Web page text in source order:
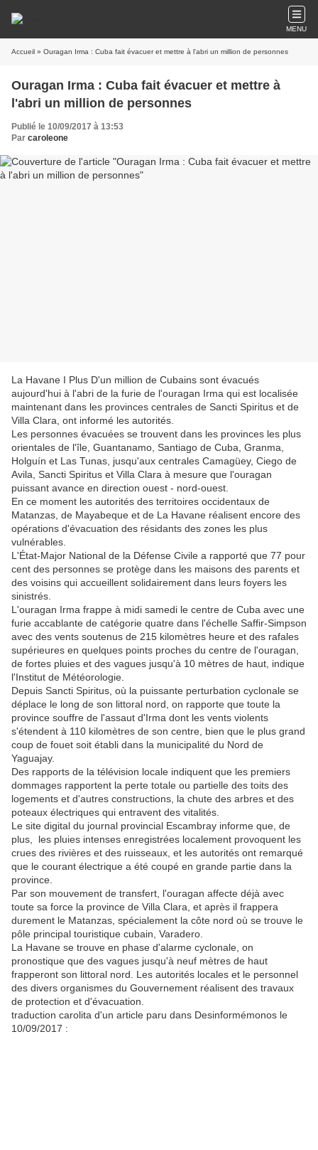
MENU
Accueil » Ouragan Irma : Cuba fait évacuer et mettre à l'abri un million de personnes
Ouragan Irma : Cuba fait évacuer et mettre à
l'abri un million de personnes
Publié le 10/09/2017 à 13:53
Par caroleone
La Havane I Plus D'un million de Cubains sont évacués
aujourd'hui à l'abri de la furie de l'ouragan Irma qui est localisée
maintenant dans les provinces centrales de Sancti Spiritus et de
Villa Clara, ont informé les autorités.
Les personnes évacuées se trouvent dans les provinces les plus
orientales de l'île, Guantanamo, Santiago de Cuba, Granma,
Holguín et Las Tunas, jusqu'aux centrales Camagüey, Ciego de
Avila, Sancti Spiritus et Villa Clara à mesure que l'ouragan
puissant avance en direction ouest - nord-ouest.
En ce moment les autorités des territoires occidentaux de
Matanzas, de Mayabeque et de La Havane réalisent encore des
opérations d'évacuation des résidants des zones les plus
vulnérables.
L'État-Major National de la Défense Civile a rapporté que 77 pour
cent des personnes se protège dans les maisons des parents et
des voisins qui accueillent solidairement dans leurs foyers les
sinistrés.
L'ouragan Irma frappe à midi samedi le centre de Cuba avec une
furie accablante de catégorie quatre dans l'échelle Saffir-Simpson
avec des vents soutenus de 215 kilomètres heure et des rafales
supérieures en quelques points proches du centre de l'ouragan,
de fortes pluies et des vagues jusqu'à 10 mètres de haut, indique
l'Institut de Météorologie.
Depuis Sancti Spiritus, où la puissante perturbation cyclonale se
déplace le long de son littoral nord, on rapporte que toute la
province souffre de l'assaut d'Irma dont les vents violents
s'étendent à 110 kilomètres de son centre, bien que le plus grand
coup de fouet soit établi dans la municipalité du Nord de
Yaguajay.
Des rapports de la télévision locale indiquent que les premiers
dommages rapportent la perte totale ou partielle des toits des
logements et d'autres constructions, la chute des arbres et des
poteaux électriques qui entravent des vitalités.
Le site digital du journal provincial Escambray informe que, de
plus, les pluies intenses enregistrées localement provoquent les
crues des rivières et des ruisseaux, et les autorités ont remarqué
que le courant électrique a été coupé en grande partie dans la
province.
Par son mouvement de transfert, l'ouragan affecte déjà avec
toute sa force la province de Villa Clara, et après il frappera
durement le Matanzas, spécialement la côte nord où se trouve le
pôle principal touristique cubain, Varadero.
La Havane se trouve en phase d'alarme cyclonale, on
pronostique que des vagues jusqu'à neuf mètres de haut
frapperont son littoral nord. Les autorités locales et le personnel
des divers organismes du Gouvernement réalisent des travaux
de protection et d'évacuation.
traduction carolita d'un article paru dans Desinformémonos le
10/09/2017 :